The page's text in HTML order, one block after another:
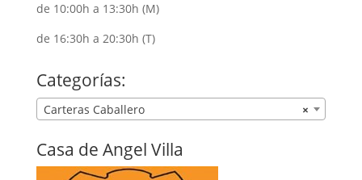
de 10:00h a 13:30h (M)
de 16:30h a 20:30h (T)
Categorías:
×
Carteras Caballero
Casa de Angel Villa